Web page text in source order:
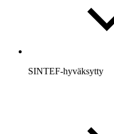
SINTEF-hyväksytty